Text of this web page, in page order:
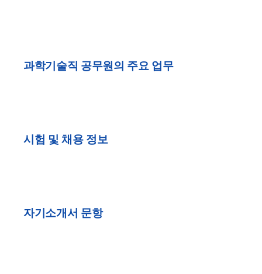
과학기술직 공무원의 주요 업무
시험 및 채용 정보
자기소개서 문항